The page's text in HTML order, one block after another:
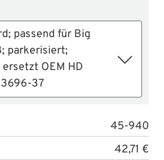
passend für Big
parkerisiert;
OEM HD
37
45-940
42,71 €